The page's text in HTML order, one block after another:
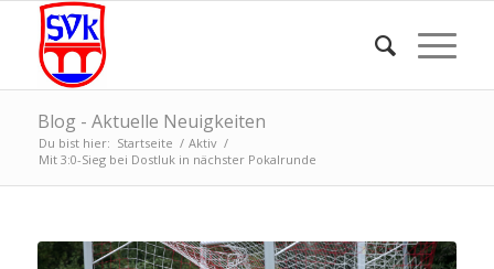
Blog - Aktuelle Neuigkeiten
Du bist hier: Startseite / Aktiv /
Mit 3:0-Sieg bei Dostluk in nächster Pokalrunde